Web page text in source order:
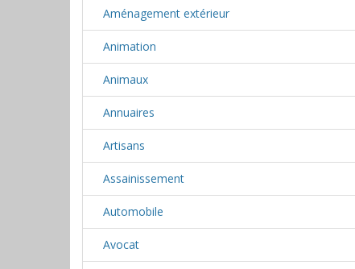
Aménagement extérieur
Animation
Animaux
Annuaires
Artisans
Assainissement
Automobile
Avocat